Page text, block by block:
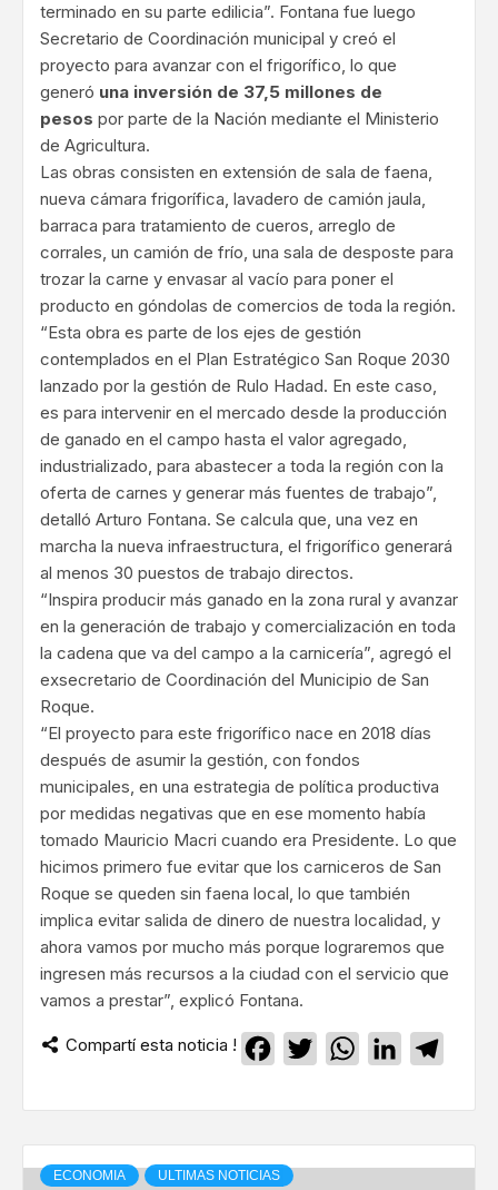
terminado en su parte edilicia”. Fontana fue luego
Secretario de Coordinación municipal y creó el
proyecto para avanzar con el frigorífico, lo que
generó una inversión de 37,5 millones de
pesos por parte de la Nación mediante el Ministerio
de Agricultura.
Las obras consisten en extensión de sala de faena,
nueva cámara frigorífica, lavadero de camión jaula,
barraca para tratamiento de cueros, arreglo de
corrales, un camión de frío, una sala de desposte para
trozar la carne y envasar al vacío para poner el
producto en góndolas de comercios de toda la región.
“Esta obra es parte de los ejes de gestión
contemplados en el Plan Estratégico San Roque 2030
lanzado por la gestión de Rulo Hadad. En este caso,
es para intervenir en el mercado desde la producción
de ganado en el campo hasta el valor agregado,
industrializado, para abastecer a toda la región con la
oferta de carnes y generar más fuentes de trabajo”,
detalló Arturo Fontana. Se calcula que, una vez en
marcha la nueva infraestructura, el frigorífico generará
al menos 30 puestos de trabajo directos.
“Inspira producir más ganado en la zona rural y avanzar
en la generación de trabajo y comercialización en toda
la cadena que va del campo a la carnicería”, agregó el
exsecretario de Coordinación del Municipio de San
Roque.
“El proyecto para este frigorífico nace en 2018 días
después de asumir la gestión, con fondos
municipales, en una estrategia de política productiva
por medidas negativas que en ese momento había
tomado Mauricio Macri cuando era Presidente. Lo que
hicimos primero fue evitar que los carniceros de San
Roque se queden sin faena local, lo que también
implica evitar salida de dinero de nuestra localidad, y
ahora vamos por mucho más porque lograremos que
ingresen más recursos a la ciudad con el servicio que
vamos a prestar”, explicó Fontana.
Compartí esta noticia ! Facebook
TwitterWhatsApp
LinkedIn
ECONOMIA ULTIMAS NOTICIAS